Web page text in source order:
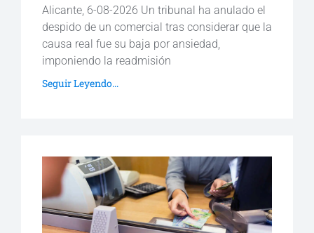
Alicante, 6-08-2026 Un tribunal ha anulado el
despido de un comercial tras considerar que la
causa real fue su baja por ansiedad,
imponiendo la readmisión
Seguir Leyendo...